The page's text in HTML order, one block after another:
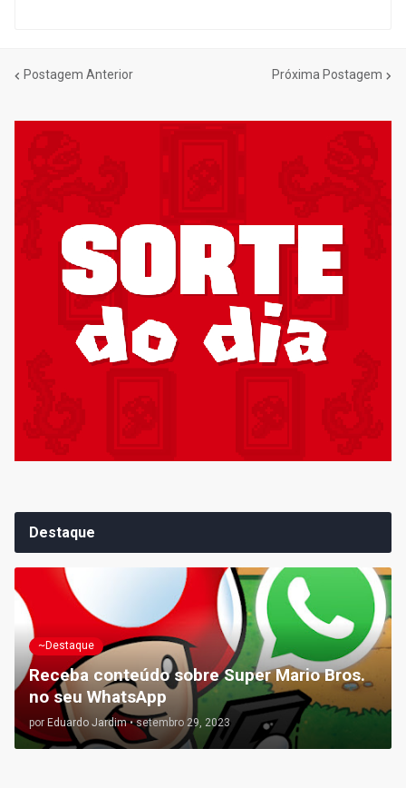
Postagem Anterior Próxima Postagem
Destaque
~Destaque
Receba conteúdo sobre Super Mario Bros.
no seu WhatsApp
por Eduardo Jardim • setembro 29, 2023